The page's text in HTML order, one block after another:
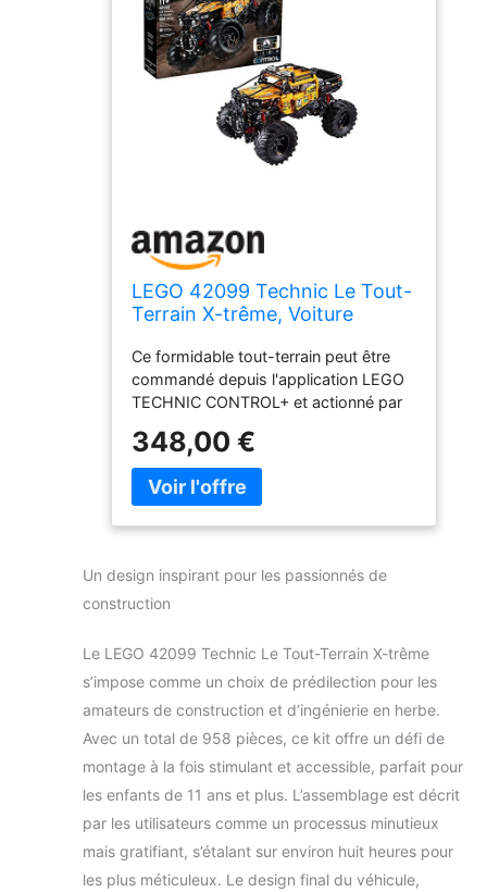
LEGO 42099 Technic Le Tout-
Terrain X-trême, Voiture
Construction, Jouet Enfant de
11 Ans et +
Ce formidable tout-terrain peut être
commandé depuis l'application LEGO
TECHNIC CONTROL+ et actionné par
et 1 moteur L, pour des mouvements
authentiques et une expérience de jeu
des plus immersive. Le tout-terrain X-
des dispositifs compatibles :
LEGO.com/devicecheck. Commande
tourner, accélérer, freiner, franchir des
obstacles, activer des effets sonores
informations telles que la vitesse ou
l'inclinaison. Commande par touche
unique : faire glisser le doigt sur l'écran
permet de voir le tout-terrain effectuer
la manœuvre. Défis et victoires :
relever des défis permet de gagner
des récompenses. 4x4 LEGO robuste
contrôlé par application, équipé de
348,00 €
Un design inspirant pour les passionnés de
construction
Le LEGO 42099 Technic Le Tout-Terrain X-trême
s’impose comme un choix de prédilection pour les
amateurs de construction et d’ingénierie en herbe.
Avec un total de 958 pièces, ce kit offre un défi de
montage à la fois stimulant et accessible, parfait pour
les enfants de 11 ans et plus. L’assemblage est décrit
par les utilisateurs comme un processus minutieux
mais gratifiant, s’étalant sur environ huit heures pour
les plus méticuleux. Le design final du véhicule,